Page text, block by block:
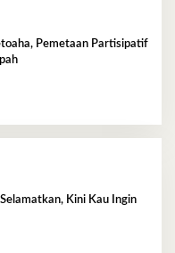
Pemetaan Partisipatif
Kini Kau Ingin